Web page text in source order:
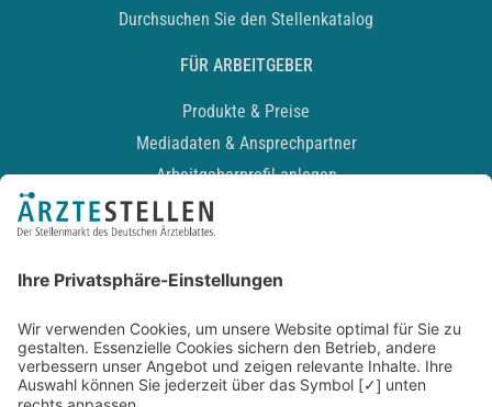
Durchsuchen Sie den Stellenkatalog
FÜR ARBEITGEBER
Produkte & Preise
Mediadaten & Ansprechpartner
Arbeitgeberprofil anlegen
Recruiting-Podcast
Kontakt
Datenschutz
Newsletter